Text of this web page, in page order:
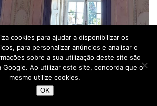
cookies para ajudar a disponibilizar os
para personalizar anúncios e analisar o
sobre a sua utilização deste site são
Google. Ao utilizar este site, concorda que o
mesmo utilize cookies.
OK